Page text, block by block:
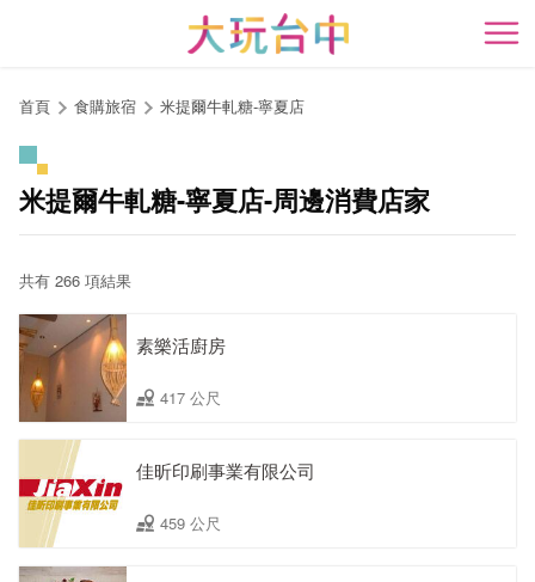
開
首頁 食購旅宿 米提爾牛軋糖-寧夏店
米提爾牛軋糖-寧夏店-周邊消費店家
共有 266 項結果
素樂活廚房
417 公尺
佳昕印刷事業有限公司
459 公尺